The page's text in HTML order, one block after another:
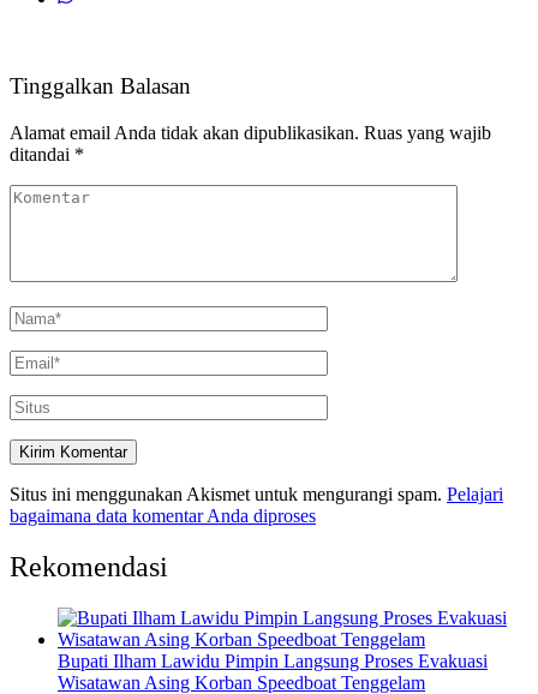
Tinggalkan Balasan
Alamat email Anda tidak akan dipublikasikan. Ruas yang wajib
ditandai *
Situs ini menggunakan Akismet untuk mengurangi spam. Pelajari
bagaimana data komentar Anda diproses
Rekomendasi
Bupati Ilham Lawidu Pimpin Langsung Proses Evakuasi
Wisatawan Asing Korban Speedboat Tenggelam